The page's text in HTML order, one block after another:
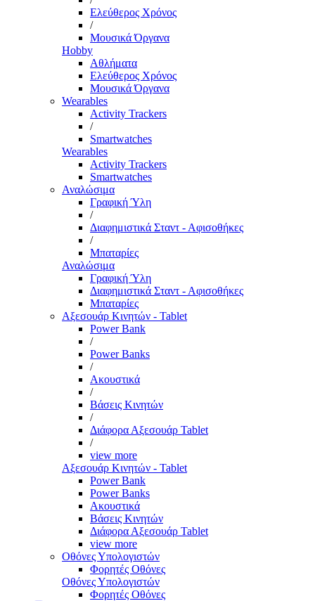
Ελεύθερος Χρόνος
/
Μουσικά Όργανα
Hobby
Αθλήματα
Ελεύθερος Χρόνος
Μουσικά Όργανα
Wearables
Activity Trackers
/
Smartwatches
Wearables
Activity Trackers
Smartwatches
Αναλώσιμα
Γραφική Ύλη
/
Διαφημιστικά Σταντ - Αφισοθήκες
/
Μπαταρίες
Αναλώσιμα
Γραφική Ύλη
Διαφημιστικά Σταντ - Αφισοθήκες
Μπαταρίες
Αξεσουάρ Κινητών - Tablet
Power Bank
/
Power Banks
/
Ακουστικά
/
Βάσεις Κινητών
/
Διάφορα Αξεσουάρ Tablet
/
view more
Αξεσουάρ Κινητών - Tablet
Power Bank
Power Banks
Ακουστικά
Βάσεις Κινητών
Διάφορα Αξεσουάρ Tablet
view more
Οθόνες Υπολογιστών
Φορητές Οθόνες
Οθόνες Υπολογιστών
Φορητές Οθόνες